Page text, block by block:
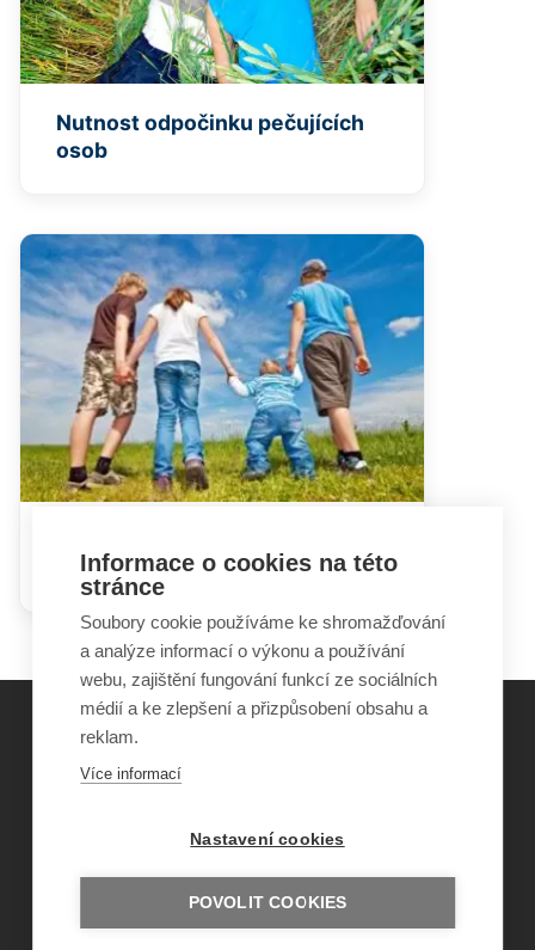
Nutnost odpočinku pečujících
osob
dítě
©Obecně prospěšná společnost Sirius
ISSN 1805-8876
nazory@sancedetem.cz
Odběr novinek e-mailem
Informace o cookies na této
stránce
Soubory cookie používáme ke shromažďování
a analýze informací o výkonu a používání
webu, zajištění fungování funkcí ze sociálních
médií a ke zlepšení a přizpůsobení obsahu a
reklam.
Více informací
Nastavení cookies
POVOLIT COOKIES